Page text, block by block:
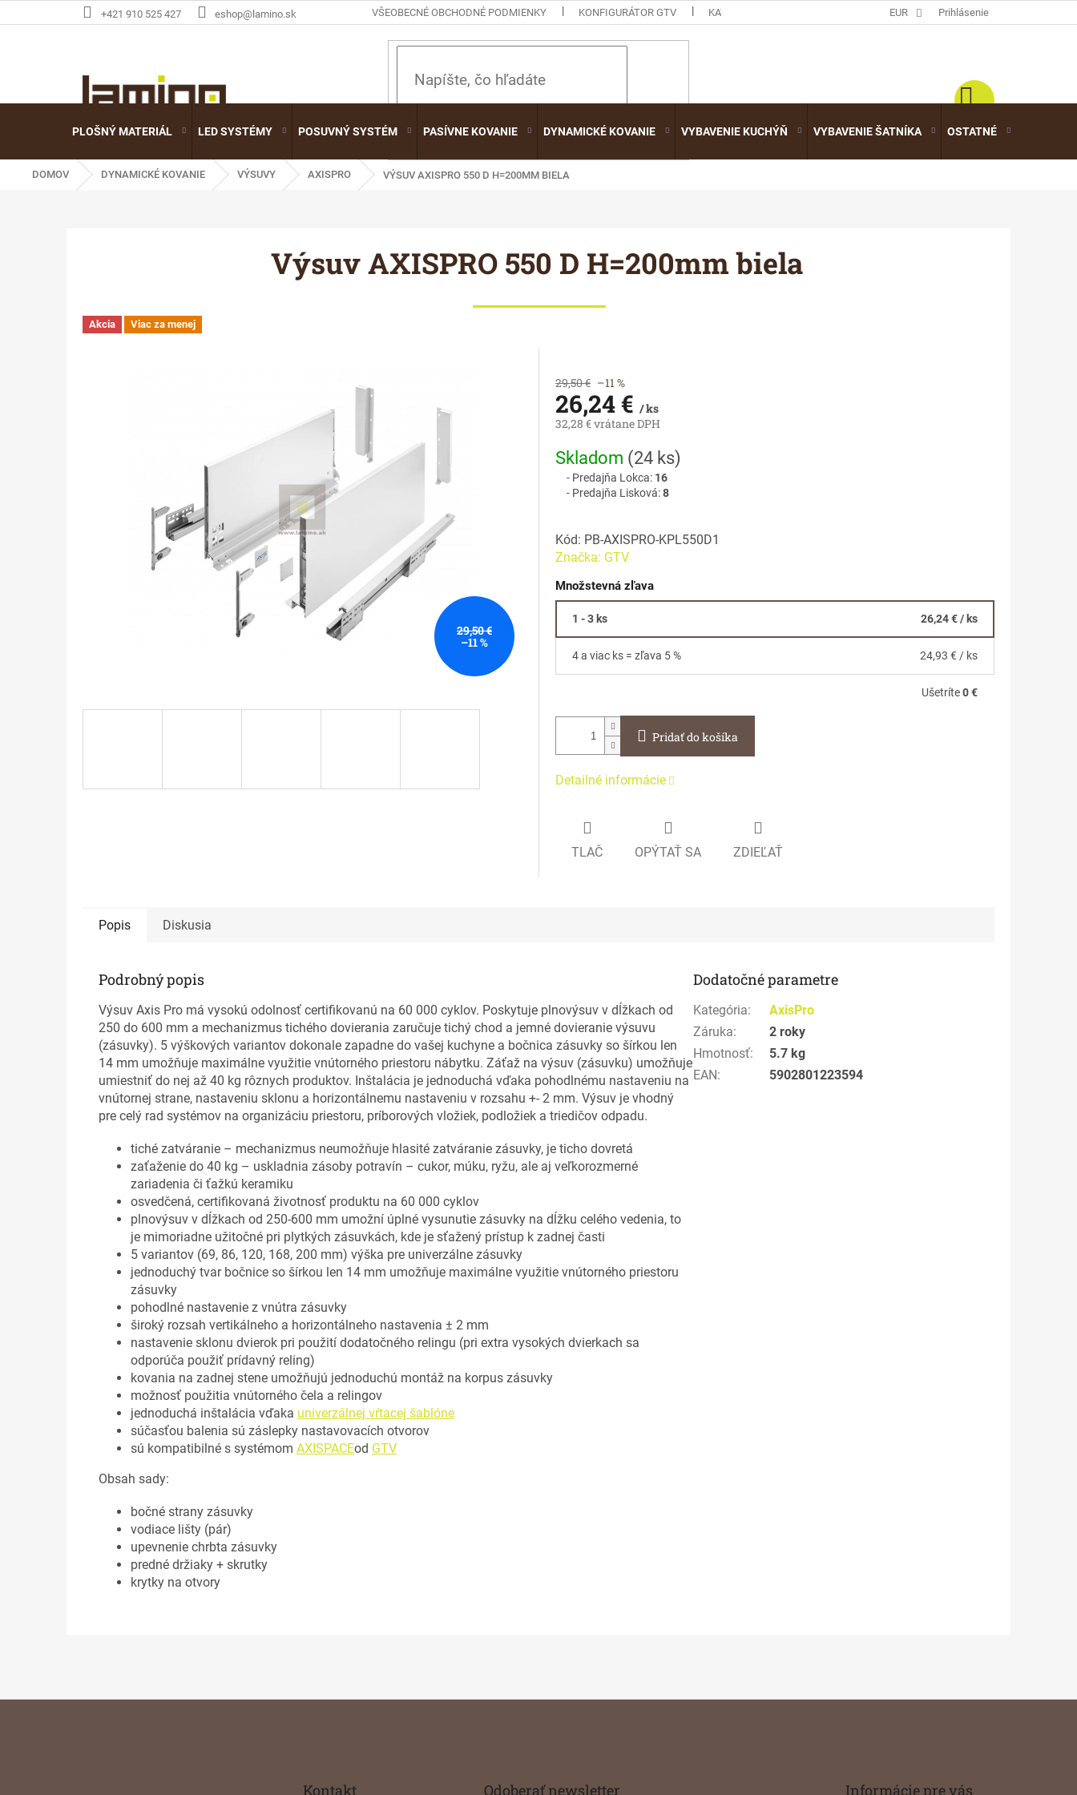
na
+421 910 525 427 eshop@lamino.sk VŠEOBECNÉ OBCHODNÉ PODMIENKY KONFIGURÁTOR GTV KATALÓGY EUR Prihlásenie
HĽADAŤ
PLOŠNÝ MATERIÁL LED SYSTÉMY POSUVNÝ SYSTÉM PASÍVNE KOVANIE DYNAMICKÉ KOVANIE VYBAVENIE KUCHÝŇ VYBAVENIE ŠATNÍKA OSTATNÉ
DOMOV DYNAMICKÉ KOVANIE VÝSUVY AXISPRO VÝSUV AXISPRO 550 D H=200MM BIELA
Výsuv AXISPRO 550 D H=200mm biela
Akcia Viac za menej
29,50 €
–11 %
29,50 € –11 %
26,24 € / ks
32,28 € vrátane DPH
Jednotková
cena:
Skladom (24 ks)
Predajňa Lokca: 16
Predajňa Lisková:8
Kód: PB-AXISPRO-KPL550D1
Značka: GTV
Množstevná zľava
1 - 3 ks 26,24 €/ ks
4 a viac ks = zľava 5 % 24,93 € / ks
Ušetríte0 €
Pridať do košíka
Detailné informácie
TLAČ OPÝTAŤ SA ZDIEĽAŤ
Popis Diskusia
Podrobný popis
Výsuv Axis Pro má vysokú odolnosť certifikovanú na 60 000 cyklov. Poskytuje plnovýsuv v dĺžkach od
250 do 600 mm a mechanizmus tichého dovierania zaručuje tichý chod a jemné dovieranie výsuvu
(zásuvky). 5 výškových variantov dokonale zapadne do vašej kuchyne a bočnica zásuvky so šírkou len
14 mm umožňuje maximálne využitie vnútorného priestoru nábytku. Záťaž na výsuv (zásuvku) umožňuje
umiestniť do nej až 40 kg rôznych produktov. Inštalácia je jednoduchá vďaka pohodlnému nastaveniu na
vnútornej strane, nastaveniu sklonu a horizontálnemu nastaveniu v rozsahu +- 2 mm. Výsuv je vhodný
pre celý rad systémov na organizáciu priestoru, príborových vložiek, podložiek a triedičov odpadu.
tiché zatváranie – mechanizmus neumožňuje hlasité zatváranie zásuvky, je ticho dovretá
zaťaženie do 40 kg – uskladnia zásoby potravín – cukor, múku, ryžu, ale aj veľkorozmerné
zariadenia či ťažkú keramiku
osvedčená, certifikovaná životnosť produktu na 60 000 cyklov
plnovýsuv v dĺžkach od 250-600 mm umožní úplné vysunutie zásuvky na dĺžku celého vedenia, to
je mimoriadne užitočné pri plytkých zásuvkách, kde je sťažený prístup k zadnej časti
5 variantov (69, 86, 120, 168, 200 mm) výška pre univerzálne zásuvky
jednoduchý tvar bočnice so šírkou len 14 mm umožňuje maximálne využitie vnútorného priestoru
zásuvky
pohodlné nastavenie z vnútra zásuvky
široký rozsah vertikálneho a horizontálneho nastavenia ± 2 mm
nastavenie sklonu dvierok pri použití dodatočného relingu (pri extra vysokých dvierkach sa
odporúča použiť prídavný reling)
kovania na zadnej stene umožňujú jednoduchú montáž na korpus zásuvky
možnosť použitia vnútorného čela a relingov
jednoduchá inštalácia vďaka univerzálnej vŕtacej šablóne
súčasťou balenia sú záslepky nastavovacích otvorov
sú kompatibilné s systémom AXISPACEod GTV
Obsah sady:
bočné strany zásuvky
vodiace lišty (pár)
upevnenie chrbta zásuvky
predné držiaky + skrutky
krytky na otvory
Dodatočné parametre
Kategória:
AxisPro
Záruka:
2 roky
Hmotnosť:
5.7 kg
EAN: 5902801223594
Kontakt Odoberať newsletter Informácie pre vás